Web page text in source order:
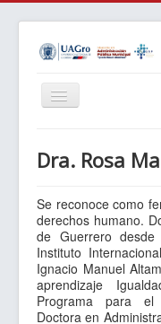
Cambiar
navegación
Objetivos
Perfil
Requisitos
Plan de Estudios
LIES
Dra. Rosa
Se reconoce como
derechos humano.
de Guerrero
Instituto
Ignacio Manuel
aprendizaje
Programa para el
Doctora en